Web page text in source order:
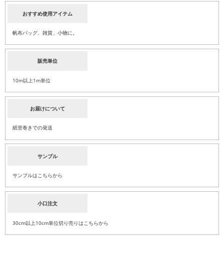
おすすめ使用アイテム
帆布バッグ、雑貨、小物に。
販売単位
10m以上1m単位
お届けについて
紙管巻きでの発送
サンプル
サンプルはこちらから
小口注文
30cm以上10cm単位切り売りはこちらから